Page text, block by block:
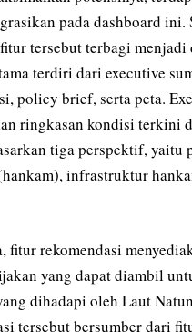
pada dashboard ini.
tersebut terbagi menjadi
terdiri dari executive
policy brief, serta peta.
ringkasan kondisi terkini
tiga perspektif, yaitu
infrastruktur
fitur rekomendasi
yang dapat diambil
dihadapi oleh Laut
tersebut bersumber dari